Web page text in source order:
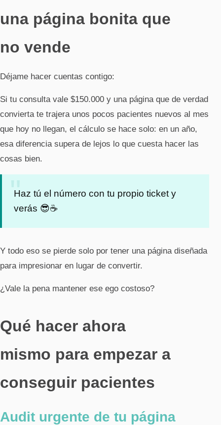
una página bonita que
no vende
Déjame hacer cuentas contigo:
Si tu consulta vale $150.000 y una página que de verdad
convierta te trajera unos pocos pacientes nuevos al mes
que hoy no llegan, el cálculo se hace solo: en un año,
esa diferencia supera de lejos lo que cuesta hacer las
cosas bien.
Haz tú el número con tu propio ticket y
verás 😎☕
Y todo eso se pierde solo por tener una página diseñada
para impresionar en lugar de convertir.
¿Vale la pena mantener ese ego costoso?
Qué hacer ahora
mismo para empezar a
conseguir pacientes
Audit urgente de tu página